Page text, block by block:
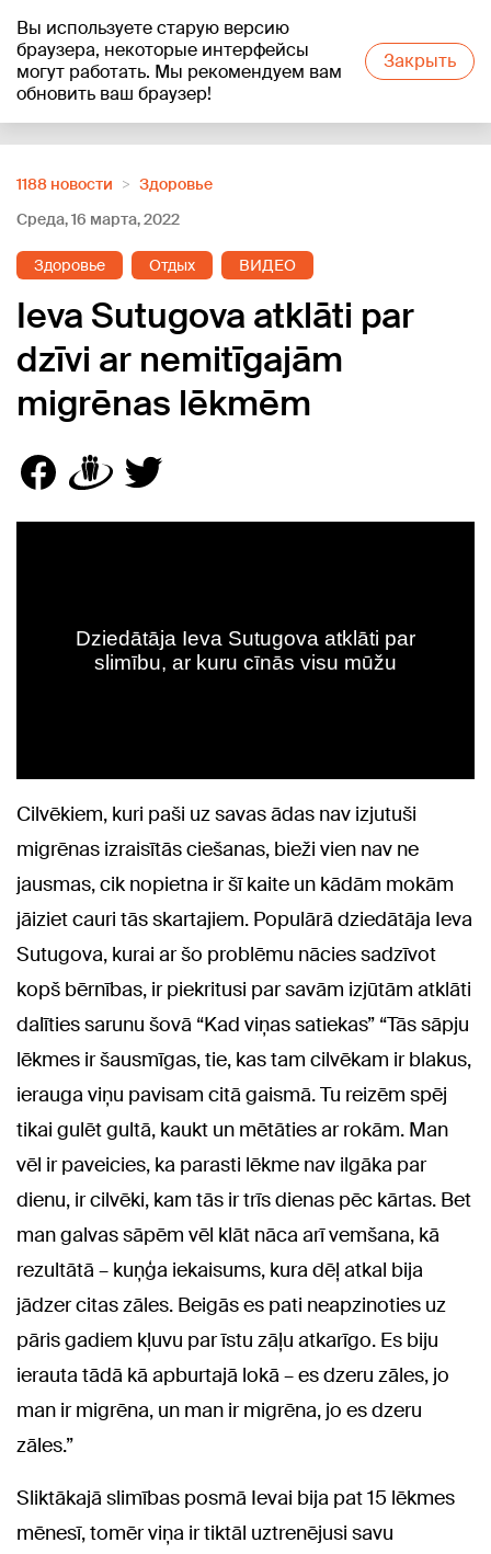
Вы используете старую версию
браузера, некоторые интерфейсы
могут работать. Мы рекомендуем вам
обновить ваш браузер!
Закрыть
+21°C
1188 новости
Здоровье
Среда, 16 марта, 2022
Здоровье Отдых ВИДЕО
Ieva Sutugova atklāti par
dzīvi ar nemitīgajām
migrēnas lēkmēm
Cilvēkiem, kuri paši uz savas ādas nav izjutuši
migrēnas izraisītās ciešanas, bieži vien nav ne
jausmas, cik nopietna ir šī kaite un kādām mokām
jāiziet cauri tās skartajiem. Populārā dziedātāja Ieva
Sutugova, kurai ar šo problēmu nācies sadzīvot
kopš bērnības, ir piekritusi par savām izjūtām atklāti
dalīties sarunu šovā “Kad viņas satiekas” “Tās sāpju
lēkmes ir šausmīgas, tie, kas tam cilvēkam ir blakus,
ierauga viņu pavisam citā gaismā. Tu reizēm spēj
tikai gulēt gultā, kaukt un mētāties ar rokām. Man
vēl ir paveicies, ka parasti lēkme nav ilgāka par
dienu, ir cilvēki, kam tās ir trīs dienas pēc kārtas. Bet
man galvas sāpēm vēl klāt nāca arī vemšana, kā
rezultātā – kuņģa iekaisums, kura dēļ atkal bija
jādzer citas zāles. Beigās es pati neapzinoties uz
pāris gadiem kļuvu par īstu zāļu atkarīgo. Es biju
ierauta tādā kā apburtajā lokā – es dzeru zāles, jo
man ir migrēna, un man ir migrēna, jo es dzeru
zāles.”
Sliktākajā slimības posmā Ievai bija pat 15 lēkmes
mēnesī, tomēr viņa ir tiktāl uztrenējusi savu